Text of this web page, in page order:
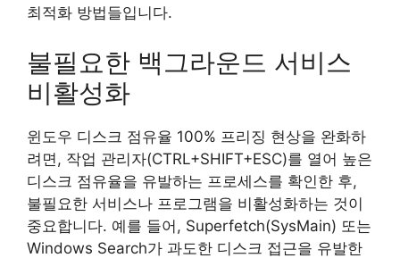
최적화 방법들입니다.
불필요한 백그라운드 서비스
비활성화
윈도우 디스크 점유율 100% 프리징 현상을 완화하
려면, 작업 관리자(CTRL+SHIFT+ESC)를 열어 높은
디스크 점유율을 유발하는 프로세스를 확인한 후,
불필요한 서비스나 프로그램을 비활성화하는 것이
중요합니다. 예를 들어, Superfetch(SysMain) 또는
Windows Search가 과도한 디스크 접근을 유발한